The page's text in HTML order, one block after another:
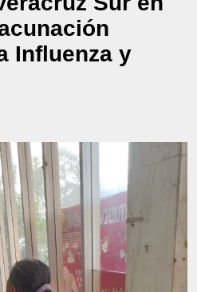
Influenza y